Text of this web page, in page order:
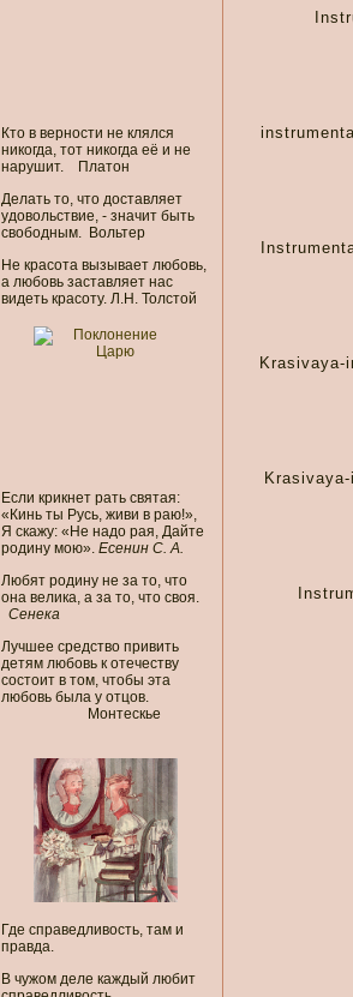
Кто в верности не клялся
никогда, тот никогда её и не
нарушит. Платон
Делать то, что доставляет
удовольствие, - значит быть
свободным. Вольтер
Не красота вызывает любовь,
а любовь заставляет нас
видеть красоту. Л.Н. Толстой
Если крикнет рать святая:
«Кинь ты Русь, живи в раю!»,
Я скажу: «Не надо рая, Дайте
родину мою». Есенин С. А.
Любят родину не за то, что
она велика, а за то, что своя.
Сенека
Лучшее средство привить
детям любовь к отечеству
состоит в том, чтобы эта
любовь была у отцов.
Монтескье
Где справедливость, там и
правда.
В чужом деле каждый любит
Krasivaya-